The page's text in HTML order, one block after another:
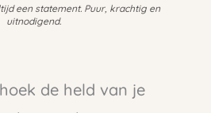
een statement. Puur, krachtig en
uitnodigend.
de held van je